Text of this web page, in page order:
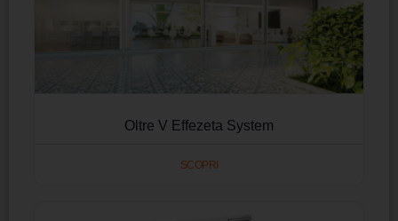
Oltre V Effezeta System
SCOPRI